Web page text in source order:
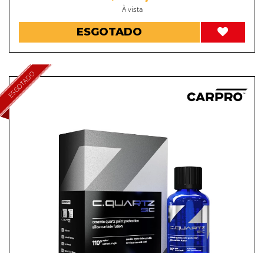
À vista
ESGOTADO
ESGOTADO